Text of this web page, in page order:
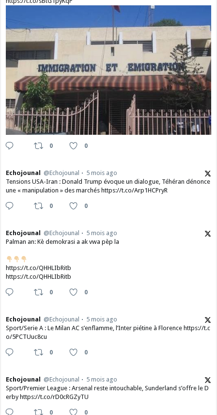
0 0
Echojounal @Echojounal
5 mois ago
Tensions USA-Iran : Donald Trump évoque un dialogue, Téhéran dénonce
une « manipulation » des marchés https://t.co/Arp1HCPryR
0 0
Echojounal @Echojounal
5 mois ago
Palman an: Kè demokrasi a ak vwa pèp la
https://t.co/QHHLIbRitb
https://t.co/QHHLIbRitb
0 0
Echojounal @Echojounal
5 mois ago
Sport/Serie A : Le Milan AC s’enflamme, l’Inter piétine à Florence https://t.c
o/5PCTUuc8cu
0 0
Echojounal @Echojounal
5 mois ago
Sport/Premier League : Arsenal reste intouchable, Sunderland s’offre le D
erby https://t.co/rD0cRGZyTU
0 0